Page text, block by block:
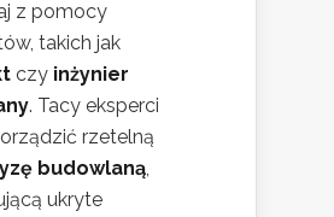
z pomocy
takich jak
czy inżynier
. Tacy eksperci
rzetelną
budowlaną
ukryte